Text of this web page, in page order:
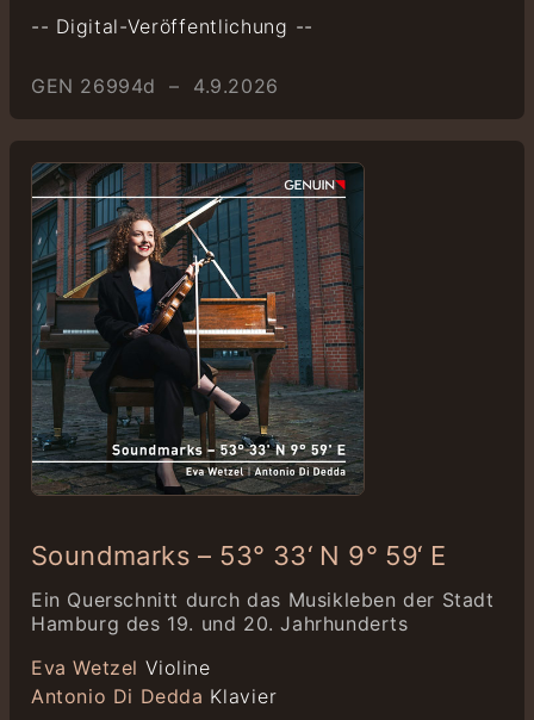
-- Digital-Veröffentlichung --
GEN 26994d – 4.9.2026
Soundmarks – 53° 33‘ N 9° 59‘ E
Ein Querschnitt durch das Musikleben der Stadt
Hamburg des 19. und 20. Jahrhunderts
Eva Wetzel Violine
Antonio Di Dedda Klavier